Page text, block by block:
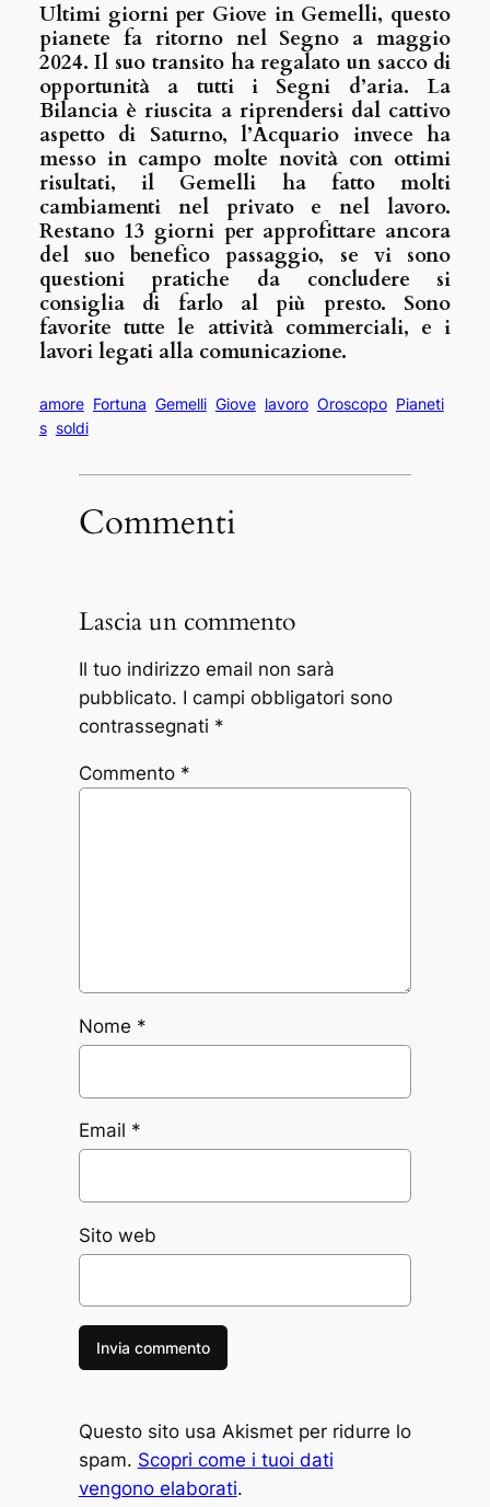
Ultimi giorni per Giove in Gemelli, questo
pianete fa ritorno nel Segno a maggio
2024. Il suo transito ha regalato un sacco di
opportunità a tutti i Segni d’aria. La
Bilancia è riuscita a riprendersi dal cattivo
aspetto di Saturno, l’Acquario invece ha
messo in campo molte novità con ottimi
risultati, il Gemelli ha fatto molti
cambiamenti nel privato e nel lavoro.
Restano 13 giorni per approfittare ancora
del suo benefico passaggio, se vi sono
questioni pratiche da concludere si
consiglia di farlo al più presto. Sono
favorite tutte le attività commerciali, e i
lavori legati alla comunicazione.
amore Fortuna Gemelli Giove lavoro Oroscopo Pianeti
s soldi
Commenti
Lascia un commento
Il tuo indirizzo email non sarà
pubblicato. I campi obbligatori sono
contrassegnati *
Commento *
Nome *
Email *
Sito web
Questo sito usa Akismet per ridurre lo
spam. Scopri come i tuoi dati
vengono elaborati.